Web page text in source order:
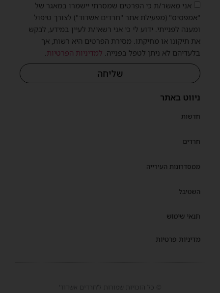
ניווט באתר
חדשות
חרדים
ממסדרונות העירייה
השטיבל
תנאי שימוש
מדיניות פרטיות
אני מאשר/ת כי הפרטים שמסרתי יישמרו במאגר של
"אמפסיס" (מפעילת אתר "חרדים אשדוד") לצורך טיפול
ומענה לפנייתי. ידוע לי כי אני רשאי/ת לעיין במידע, לבקש
את תיקונו או מחיקתו. מסירת הפרטים היא רשות, אך
בלעדיהם לא ניתן לטפל בפנייה. למדיניות הפרטיות.
שליחה
© כל הזכויות שמורות ל'חרדים אשדוד'